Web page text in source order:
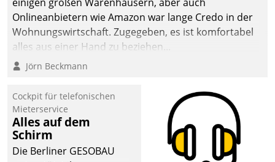
abgeben – rund um die
Uhr.
Onlineanbietern wie Amazon war lange Credo in der
Wohnungswirtschaft. Zugegeben, es ist komfortabel
alles aus einer Hand zu beziehen...
Jörn Beckmann
Cockpit für telefonischen
Mieterservice
Alles auf dem
Schirm
Die Berliner GESOBAU